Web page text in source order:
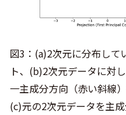
図3：(a)2次元に分布して
ト、(b)2次元データに対
一主成分方向（赤い斜線
(c)元の2次元データを主